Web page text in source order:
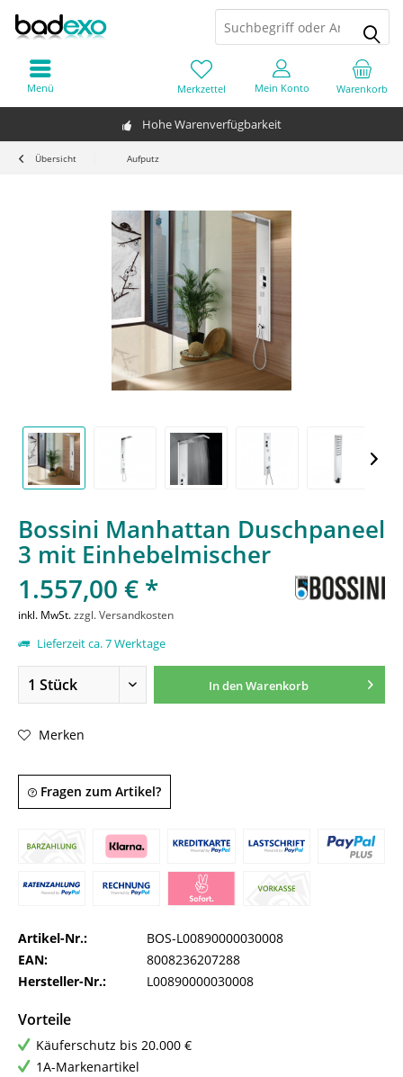
Hohe Warenverfügbarkeit
Warenkorb
Merkzettel Mein Konto
Menü
Übersicht Aufputz
Bossini Manhattan Duschpaneel
3 mit Einhebelmischer
1.557,00 € *
inkl. MwSt.zzgl. Versandkosten
Lieferzeit ca. 7 Werktage
In denWarenkorb
Merken
Fragen zum Artikel?
Artikel-Nr.:
BOS-L00890000030008
EAN:
8008236207288
Hersteller-Nr.:
L00890000030008
Vorteile
Käuferschutz bis 20.000 €
1A-Markenartikel